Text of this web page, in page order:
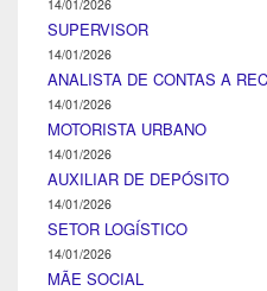
14/01/2026
SUPERVISOR
14/01/2026
ANALISTA DE CONTAS A
14/01/2026
MOTORISTA URBANO
14/01/2026
AUXILIAR DE DEPÓSITO
14/01/2026
SETOR LOGÍSTICO
14/01/2026
MÃE SOCIAL